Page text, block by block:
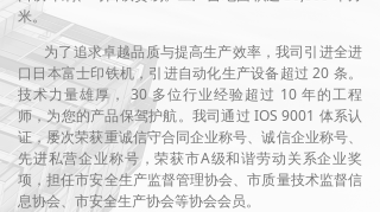
米。
为了追求卓越品质与提高生产效率，我司引进全进
口日本富士印铁机，引进自动化生产设备超过 20 条。
技术力量雄厚， 30 多位行业经验超过 10 年的工程
师，为您的产品保驾护航。我司通过 IOS 9001 体系认
证，屡次荣获重诚信守合同企业称号、诚信企业称号、
先进私营企业称号，荣获市A级和谐劳动关系企业奖
项，担任市安全生产监督管理协会、市质量技术监督信
息协会、市安全生产协会等协会会员。